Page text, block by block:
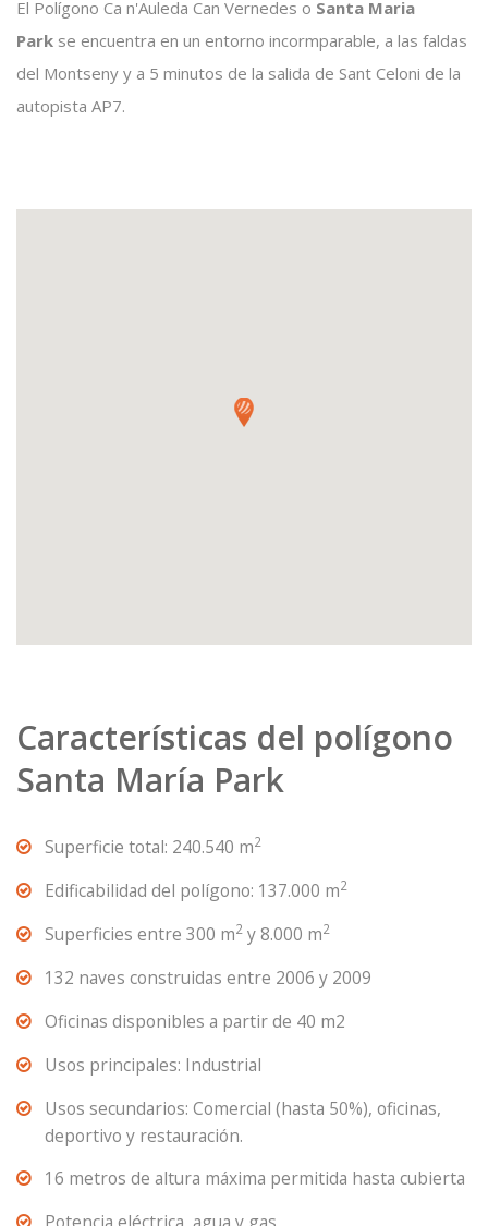
El Polígono Ca n'Auleda Can Vernedes o Santa Maria
Park se encuentra en un entorno incormparable, a las faldas
del Montseny y a 5 minutos de la salida de Sant Celoni de la
autopista AP7.
Características del polígono
Santa María Park
Superficie total: 240.540 m2
Edificabilidad del polígono: 137.000 m2
Superficies entre 300 m2 y 8.000 m2
132 naves construidas entre 2006 y 2009
Oficinas disponibles a partir de 40 m2
Usos principales: Industrial
Usos secundarios: Comercial (hasta 50%), oficinas,
deportivo y restauración.
16 metros de altura máxima permitida hasta cubierta